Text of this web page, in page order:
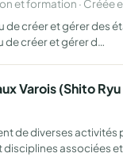
et formation · Créée
de créer et gérer des
de créer et gérer d…
Varois (Shito
de diverses
disciplines associées